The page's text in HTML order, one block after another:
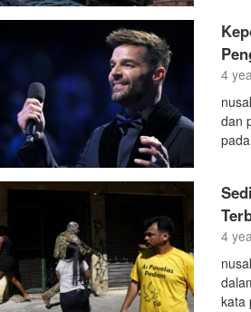
4
dan
4
kata